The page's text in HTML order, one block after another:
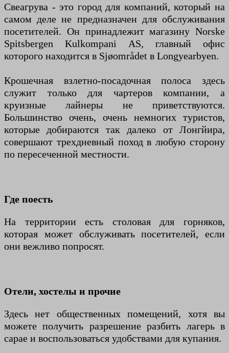
Свеагрува - это город для компаний, который на
самом деле не предназначен для обслуживания
посетителей. Он принадлежит магазину Norske
Spitsbergen Kulkompani AS, главный офис
которого находится в Sjøområdet в Longyearbyen.
Крошечная взлетно-посадочная полоса здесь
служит только для чартеров компании, а
круизные лайнеры не приветствуются.
Большинство очень, очень немногих туристов,
которые добираются так далеко от Лонгйира,
совершают трехдневный поход в любую сторону
по пересеченной местности.
Где поесть
На территории есть столовая для горняков,
которая может обслуживать посетителей, если
они вежливо попросят.
Отели, хостелы и прочие
Здесь нет общественных помещений, хотя вы
можете получить разрешение разбить лагерь в
сарае и воспользоваться удобствами для купания.